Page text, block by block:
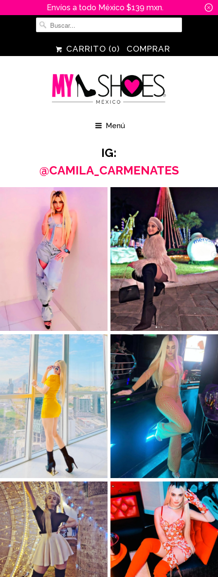
Envíos a todo México $139 mxn. ␡
CARRITO (0) COMPRAR
Menú
IG:
@CAMILA_CARMENATES